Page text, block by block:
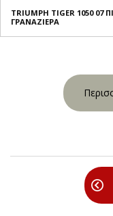
TRIUMPH TIGER 1050 07
ΓΡΑΝΑΖΙΕΡΑ